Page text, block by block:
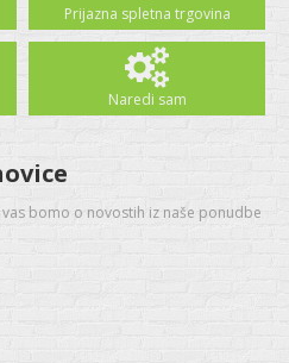
Prijazna spletna trgovina
Naredi sam
bomo o novostih iz naše ponudbe